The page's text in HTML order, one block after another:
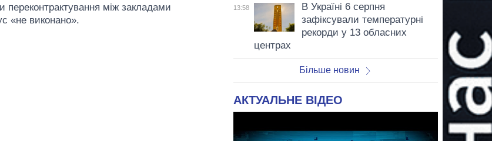
переконтрактування між закладами
«не виконано».
13:58
В Україні 6 серпня
зафіксували температурні
рекорди у 13 обласних
центрах
Більше новин
АКТУАЛЬНЕ ВІДЕО